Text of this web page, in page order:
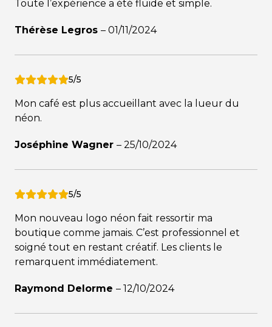
Toute l’expérience a été fluide et simple.
Thérèse Legros – 01/11/2024
5/5
Mon café est plus accueillant avec la lueur du
néon.
Joséphine Wagner – 25/10/2024
5/5
Mon nouveau logo néon fait ressortir ma
boutique comme jamais. C’est professionnel et
soigné tout en restant créatif. Les clients le
remarquent immédiatement.
Raymond Delorme – 12/10/2024